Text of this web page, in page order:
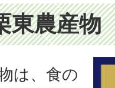
東農産物
は、食の